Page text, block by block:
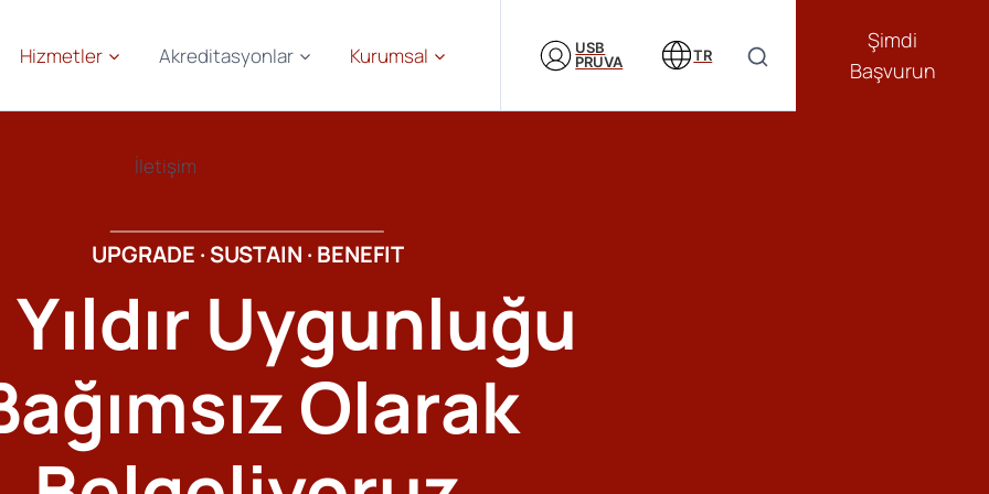
Hizmetler Akreditasyonlar Kurumsal
İletişim
USB
PRUVA
TR
Şimdi
Başvurun
UPGRADE · SUSTAIN · BENEFIT
Uygunluğu
Olarak